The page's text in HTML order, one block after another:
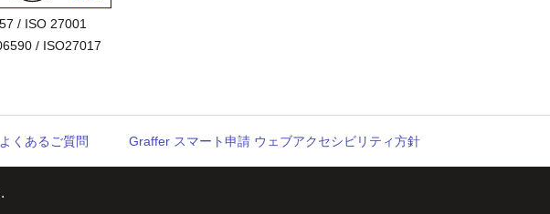
/ ISO 27001
/ ISO27017
よくあるご質問 Graffer スマート申請 ウェブアクセシビリティ方針